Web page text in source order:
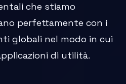
che stiamo
perfettamente con i
globali nel modo in cui
di utilità.